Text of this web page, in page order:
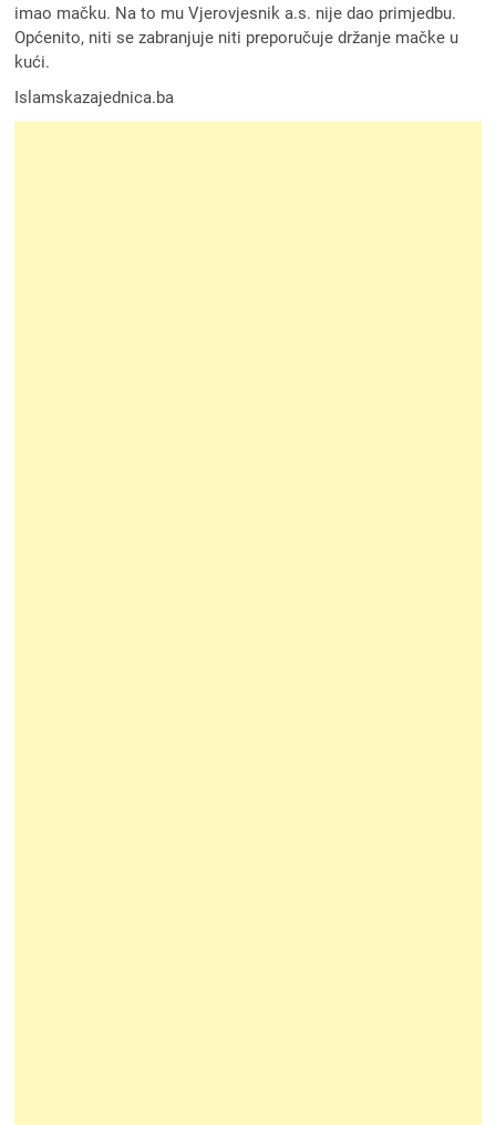
imao mačku. Na to mu Vjerovjesnik a.s. nije dao primjedbu.
Općenito, niti se zabranjuje niti preporučuje držanje mačke u
kući.
Islamskazajednica.ba